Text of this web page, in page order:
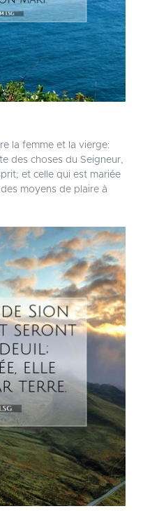
la femme et la vierge:
des choses du Seigneur,
et celle qui est mariée
moyens de plaire à